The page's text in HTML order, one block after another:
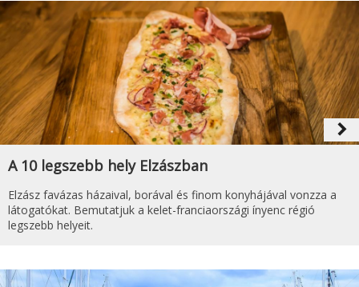
navigate_next
A 10 legszebb hely Elzászban
Elzász favázas házaival, borával és finom konyhájával vonzza a
látogatókat. Bemutatjuk a kelet-franciaországi ínyenc régió
legszebb helyeit.